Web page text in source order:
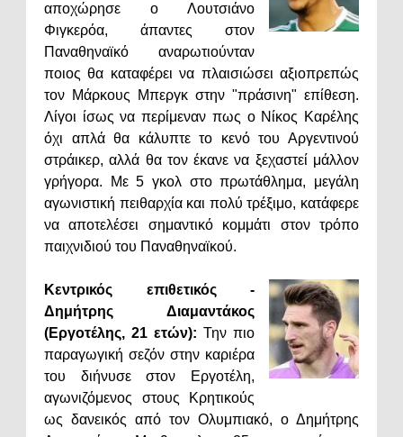
αποχώρησε ο Λουτσιάνο
Φιγκερόα, άπαντες στον
Παναθηναϊκό αναρωτιούνταν
ποιος θα καταφέρει να πλαισιώσει αξιοπρεπώς
τον Μάρκους Μπεργκ στην "πράσινη" επίθεση.
Λίγοι ίσως να περίμεναν πως ο Νίκος Καρέλης
όχι απλά θα κάλυπτε το κενό του Αργεντινού
στράικερ, αλλά θα τον έκανε να ξεχαστεί μάλλον
γρήγορα. Με 5 γκολ στο πρωτάθλημα, μεγάλη
αγωνιστική πειθαρχία και πολύ τρέξιμο, κατάφερε
να αποτελέσει σημαντικό κομμάτι στον τρόπο
παιχνιδιού του Παναθηναϊκού.
Κεντρικός επιθετικός -
Δημήτρης Διαμαντάκος
(Εργοτέλης, 21 ετών): Την πιο
παραγωγική σεζόν στην καριέρα
του διήνυσε στον Εργοτέλη,
αγωνιζόμενος στους Κρητικούς
ως δανεικός από τον Ολυμπιακό, ο Δημήτρης